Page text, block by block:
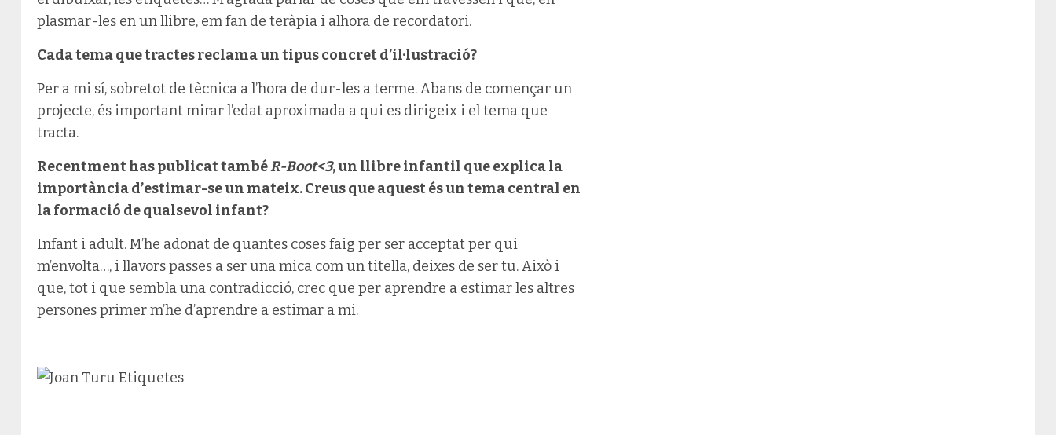
plasmar-les en un llibre, em fan de teràpia i alhora de recordatori.
Cada tema que tractes reclama un tipus concret d’il·lustració?
Per a mi sí, sobretot de tècnica a l’hora de dur-les a terme. Abans de començar un
projecte, és important mirar l’edat aproximada a qui es dirigeix i el tema que
tracta.
Recentment has publicat tambéR-Boot<3, un llibre infantil que explica la
importància d’estimar-se un mateix. Creus que aquest és un tema central en
la formació de qualsevol infant?
Infant i adult. M’he adonat de quantes coses faig per ser acceptat per qui
m’envolta…, i llavors passes a ser una mica com un titella, deixes de ser tu. Això i
que, tot i que sembla una contradicció, crec que per aprendre a estimar les altres
persones primer m’he d’aprendre a estimar a mi.